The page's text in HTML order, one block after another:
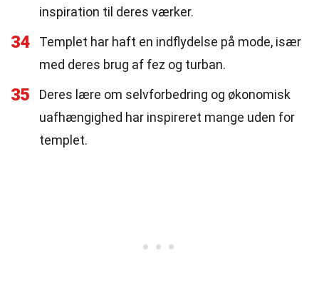
inspiration til deres værker.
34
Templet har haft en indflydelse på mode, især
med deres brug af fez og turban.
35
Deres lære om selvforbedring og økonomisk
uafhængighed har inspireret mange uden for
templet.